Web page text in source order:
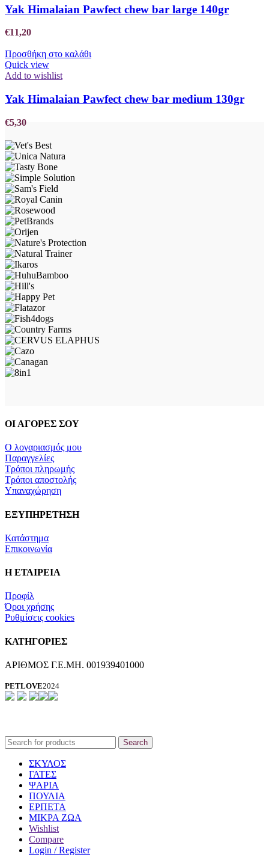
Yak Himalaian Pawfect chew bar large 140gr
€11,20
Προσθήκη στο καλάθι
Quick view
Add to wishlist
Yak Himalaian Pawfect chew bar medium 130gr
€5,30
ΟΙ ΑΓΟΡΕΣ ΣΟΥ
Ο λογαριασμός μου
Παραγγελίες
Τρόποι πληρωμής
Τρόποι αποστολής
Υπαναχώρηση
ΕΞΥΠΗΡΕΤΗΣΗ
Κατάστημα
Επικοινωνία
Η ΕΤΑΙΡΕΙΑ
Προφίλ
Όροι χρήσης
Ρυθμίσεις cookies
ΚΑΤΗΓΟΡΙΕΣ
ΑΡΙΘΜΟΣ Γ.Ε.ΜΗ. 001939401000
PETLOVE2024
Search
ΣΚΥΛΟΣ
ΓΑΤΕΣ
ΨΑΡΙΑ
ΠΟΥΛΙΑ
ΕΡΠΕΤΑ
ΜΙΚΡΑ ΖΩΑ
Wishlist
Compare
Login / Register